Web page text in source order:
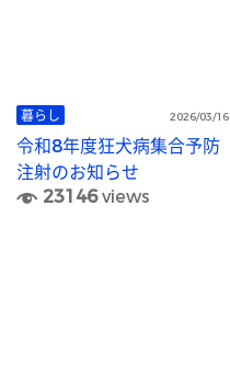
暮らし 2026/03/16
令和8年度狂犬病集合予防
注射のお知らせ
23146views